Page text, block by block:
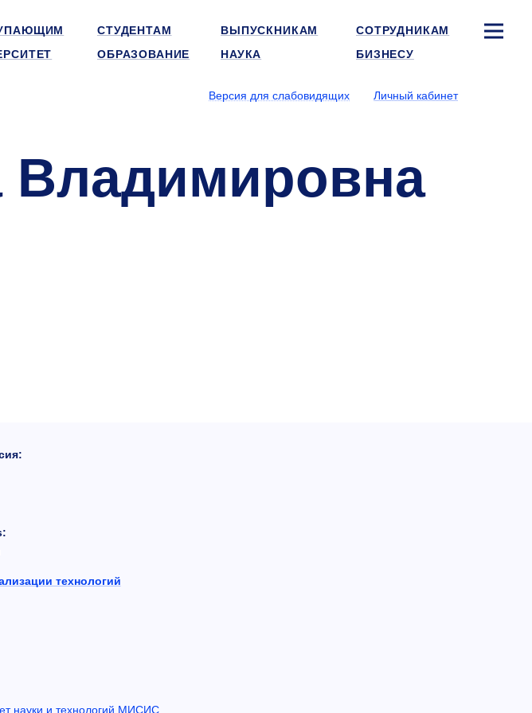
СТУДЕНТАМ ВЫПУСКНИКАМ
СОТРУДНИКАМ
ОБРАЗОВАНИЕ НАУКА БИЗНЕСУ
Версия для слабовидящих
Личный кабинет
технологий
науки и технологий МИСИС